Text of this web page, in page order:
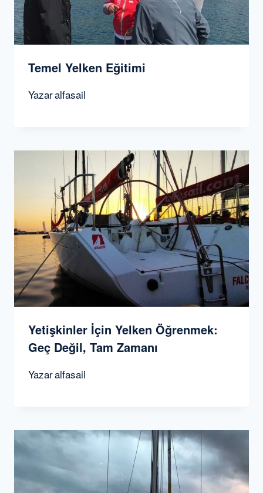
Temel Yelken Eğitimi
Yazaralfasail
Yetişkinler İçin Yelken Öğrenmek:
Geç Değil, Tam Zamanı
Yazaralfasail